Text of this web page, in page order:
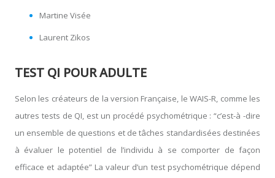
Martine Visée
Laurent Zikos
TEST QI POUR ADULTE
Selon les créateurs de la version Française, le WAIS-R, comme les
autres tests de QI, est un procédé psychométrique : “c’est-à -dire
un ensemble de questions et de tâches standardisées destinées
à évaluer le potentiel de l’individu à se comporter de façon
efficace et adaptée” La valeur d’un test psychométrique dépend